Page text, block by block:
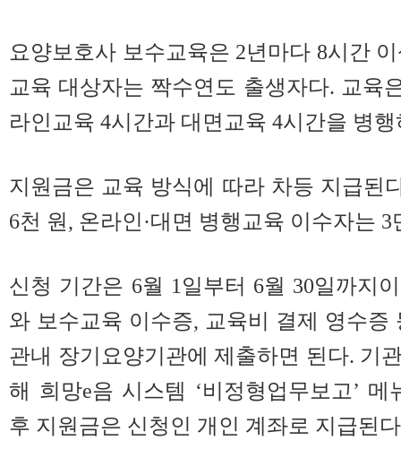
요양보호사 보수교육은 2년마다 8시간
교육 대상자는 짝수연도 출생자다. 교육
라인교육 4시간과 대면교육 4시간을 병
지원금은 교육 방식에 따라 차등 지급된
6천 원, 온라인·대면 병행교육 이수자는
신청 기간은 6월 1일부터 6월 30일까지
와 보수교육 이수증, 교육비 결제 영수증
관내 장기요양기관에 제출하면 된다. 기
해 희망e음 시스템 ‘비정형업무보고’
후 지원금은 신청인 개인 계좌로 지급된